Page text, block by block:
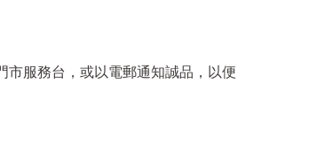
市服務台，或以電郵通知誠品，以便